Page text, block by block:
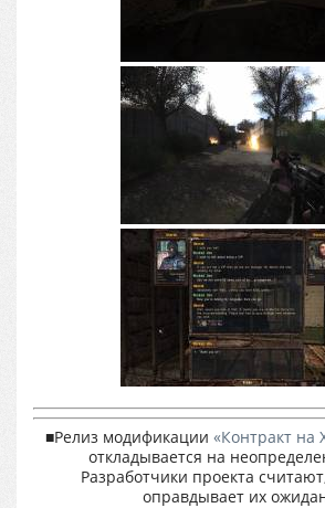
■Релиз модификации «Контракт
откладывается на
Разработчики проекта
оправдывает их